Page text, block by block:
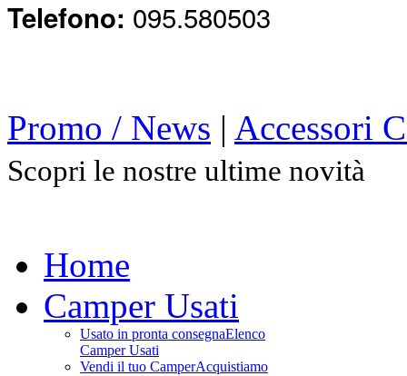
Telefono: 095.580503
Promo / News | Accessori
Scopri le nostre ultime novità
Home
Camper Usati
Usato in pronta consegnaElenco
Camper Usati
Vendi il tuo CamperAcquistiamo